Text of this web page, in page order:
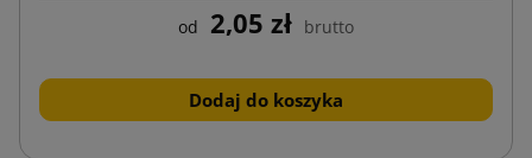
od 2,05 zł brutto
Dodaj do koszyka